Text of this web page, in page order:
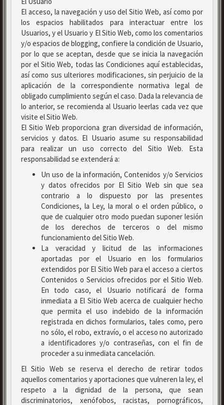
El acceso, la navegación y uso del Sitio Web, así como por
los espacios habilitados para interactuar entre los
Usuarios, y el Usuario y El Sitio Web, como los comentarios
y/o espacios de blogging, confiere la condición de Usuario,
por lo que se aceptan, desde que se inicia la navegación
por el Sitio Web, todas las Condiciones aquí establecidas,
así como sus ulteriores modificaciones, sin perjuicio de la
aplicación de la correspondiente normativa legal de
obligado cumplimiento según el caso. Dada la relevancia de
lo anterior, se recomienda al Usuario leerlas cada vez que
visite el Sitio Web.
El Sitio Web proporciona gran diversidad de información,
servicios y datos. El Usuario asume su responsabilidad
para realizar un uso correcto del Sitio Web. Esta
responsabilidad se extenderá a:
Un uso de la información, Contenidos y/o Servicios
y datos ofrecidos por El Sitio Web sin que sea
contrario a lo dispuesto por las presentes
Condiciones, la Ley, la moral o el orden público, o
que de cualquier otro modo puedan suponer lesión
de los derechos de terceros o del mismo
funcionamiento del Sitio Web.
La veracidad y licitud de las informaciones
aportadas por el Usuario en los formularios
extendidos por El Sitio Web para el acceso a ciertos
Contenidos o Servicios ofrecidos por el Sitio Web.
En todo caso, el Usuario notificará de forma
inmediata a El Sitio Web acerca de cualquier hecho
que permita el uso indebido de la información
registrada en dichos formularios, tales como, pero
no sólo, el robo, extravío, o el acceso no autorizado
a identificadores y/o contraseñas, con el fin de
proceder a su inmediata cancelación.
El Sitio Web se reserva el derecho de retirar todos
aquellos comentarios y aportaciones que vulneren la ley, el
respeto a la dignidad de la persona, que sean
discriminatorios, xenófobos, racistas, pornográficos,